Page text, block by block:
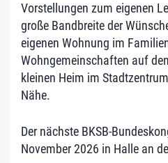
Vorstellungen zum eigenen
große Bandbreite der
eigenen Wohnung im
Wohngemeinschaften auf
kleinen Heim im
Nähe.
Der nächste BKSB-
November 2026 in Halle an